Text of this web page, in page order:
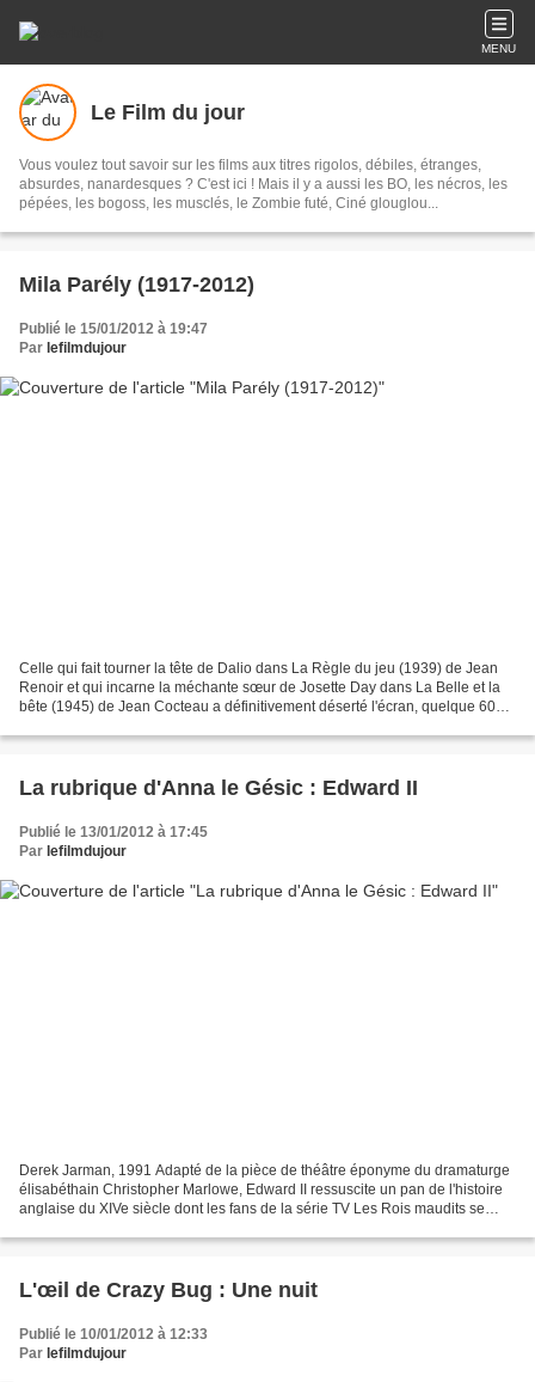
MENU
Le Film du jour
Vous voulez tout savoir sur les films aux titres rigolos, débiles, étranges,
absurdes, nanardesques ? C'est ici ! Mais il y a aussi les BO, les nécros, les
pépées, les bogoss, les musclés, le Zombie futé, Ciné glouglou...
Mila Parély (1917-2012)
Publié le 15/01/2012 à 19:47
Par lefilmdujour
Celle qui fait tourner la tête de Dalio dans La Règle du jeu (1939) de Jean
Renoir et qui incarne la méchante sœur de Josette Day dans La Belle et la
bête (1945) de Jean Cocteau a définitivement déserté l'écran, quelque 60
La rubrique d'Anna le Gésic : Edward II
Publié le 13/01/2012 à 17:45
Par lefilmdujour
Derek Jarman, 1991 Adapté de la pièce de théâtre éponyme du dramaturge
élisabéthain Christopher Marlowe, Edward II ressuscite un pan de l'histoire
anglaise du XIVe siècle dont les fans de la série TV Les Rois maudits se
L'œil de Crazy Bug : Une nuit
Publié le 10/01/2012 à 12:33
Par lefilmdujour